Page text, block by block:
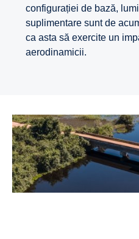
configurației de bază,
suplimentare sunt de
ca asta să exercite un
aerodinamicii.